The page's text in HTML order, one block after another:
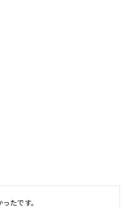
たです。